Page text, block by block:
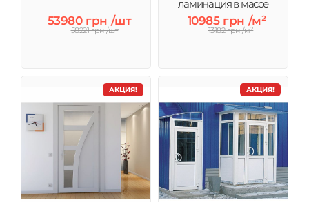
53980 грн /шт
58221 грн /шт
ламинация в массе
10985 грн /м²
13182 грн /м²
АКЦИЯ! АКЦИЯ!